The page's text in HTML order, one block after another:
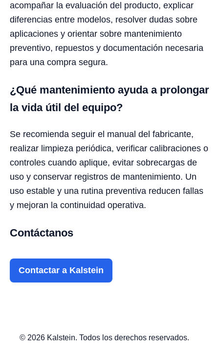
acompañar la evaluación del producto, explicar
diferencias entre modelos, resolver dudas sobre
aplicaciones y orientar sobre mantenimiento
preventivo, repuestos y documentación necesaria
para una compra segura.
¿Qué mantenimiento ayuda a prolongar
la vida útil del equipo?
Se recomienda seguir el manual del fabricante,
realizar limpieza periódica, verificar calibraciones o
controles cuando aplique, evitar sobrecargas de
uso y conservar registros de mantenimiento. Un
uso estable y una rutina preventiva reducen fallas
y mejoran la continuidad operativa.
Contáctanos
Contactar a Kalstein
© 2026 Kalstein. Todos los derechos reservados.